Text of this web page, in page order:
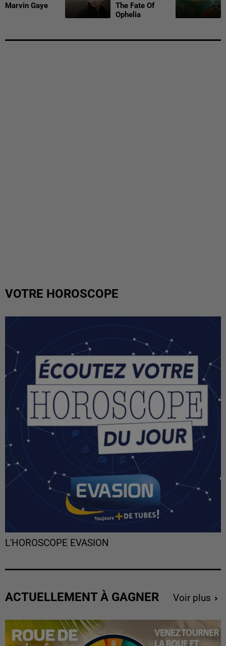
Marvin Gaye
The Fate Of
Ophelia
VOTRE HOROSCOPE
L'HOROSCOPE EVASION
ACTUELLEMENT À GAGNER Voir plus